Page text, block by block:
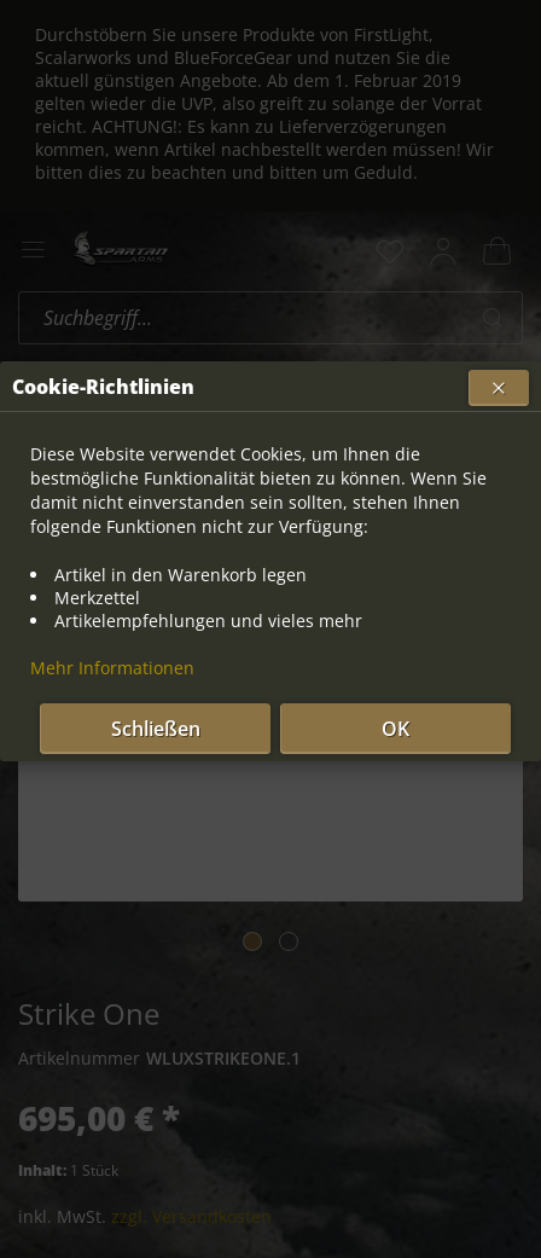
Durchstöbern Sie unsere Produkte von FirstLight,
Scalarworks und BlueForceGear und nutzen Sie die
aktuell günstigen Angebote. Ab dem 1. Februar 2019
gelten wieder die UVP, also greift zu solange der Vorrat
reicht. ACHTUNG!: Es kann zu Lieferverzögerungen
kommen, wenn Artikel nachbestellt werden müssen! Wir
bitten dies zu beachten und bitten um Geduld.
Strike One
Artikelnummer WLUXSTRIKEONE.1
695,00 € *
Inhalt: 1 Stück
inkl. MwSt. zzgl. Versandkosten
Cookie-Richtlinien
Diese Website verwendet Cookies, um Ihnen die
bestmögliche Funktionalität bieten zu können. Wenn Sie
damit nicht einverstanden sein sollten, stehen Ihnen
folgende Funktionen nicht zur Verfügung:
Artikel in den Warenkorb legen
Merkzettel
Artikelempfehlungen und vieles mehr
Mehr Informationen
OK
Schließen